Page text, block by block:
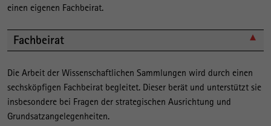
einen eigenen Fachbeirat.
Fachbeirat
Die Arbeit der Wissenschaftlichen Sammlungen wird durch einen
sechsköpfigen Fachbeirat begleitet. Dieser berät und unterstützt sie
insbesondere bei Fragen der strategischen Ausrichtung und
Grundsatzangelegenheiten.